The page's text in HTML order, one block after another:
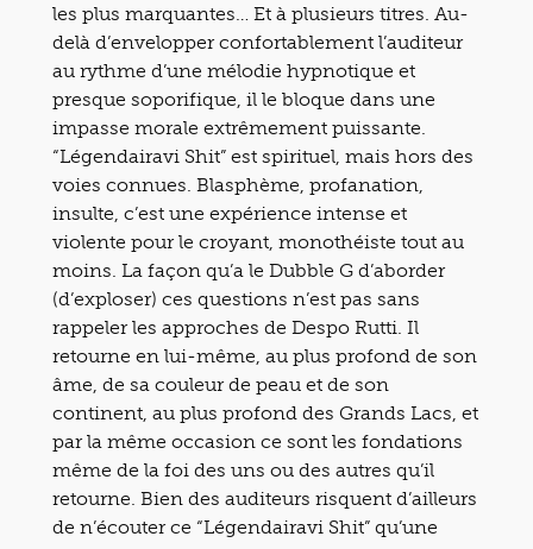
les plus marquantes… Et à plusieurs titres. Au-
delà d’envelopper confortablement l’auditeur
au rythme d’une mélodie hypnotique et
presque soporifique, il le bloque dans une
impasse morale extrêmement puissante.
“Légendairavi Shit” est spirituel, mais hors des
voies connues. Blasphème, profanation,
insulte, c’est une expérience intense et
violente pour le croyant, monothéiste tout au
moins. La façon qu’a le Dubble G d’aborder
(d’exploser) ces questions n’est pas sans
rappeler les approches de Despo Rutti. Il
retourne en lui-même, au plus profond de son
âme, de sa couleur de peau et de son
continent, au plus profond des Grands Lacs, et
par la même occasion ce sont les fondations
même de la foi des uns ou des autres qu’il
retourne. Bien des auditeurs risquent d’ailleurs
de n’écouter ce “Légendairavi Shit” qu’une